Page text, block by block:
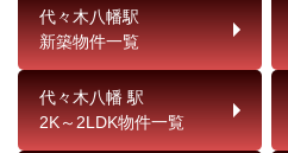
代々木八幡駅
新築物件一覧
代々木八幡 駅
2K～2LDK物件一覧